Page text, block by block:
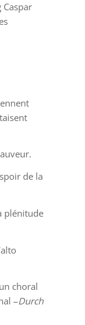
de la
plénitude
choral
–Durch